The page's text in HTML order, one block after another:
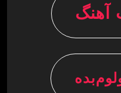
آهنگ